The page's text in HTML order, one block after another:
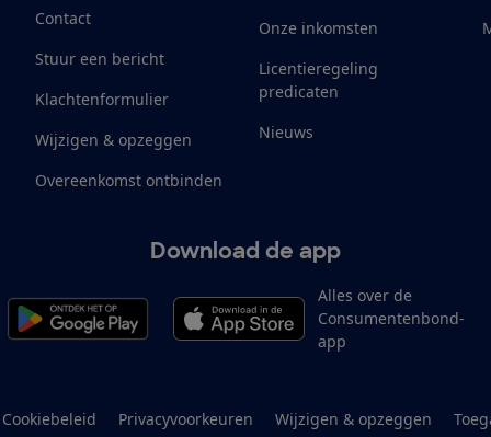
Contact
Stuur een bericht
Klachtenformulier
Wijzigen & opzeggen
Overeenkomst ontbinden
Onze inkomsten
Licentieregeling
predicaten
Nieuws
Download de app
Alles over de
Consumentenbond-
app
Cookiebeleid Privacyvoorkeuren Wijzigen & opzeggen